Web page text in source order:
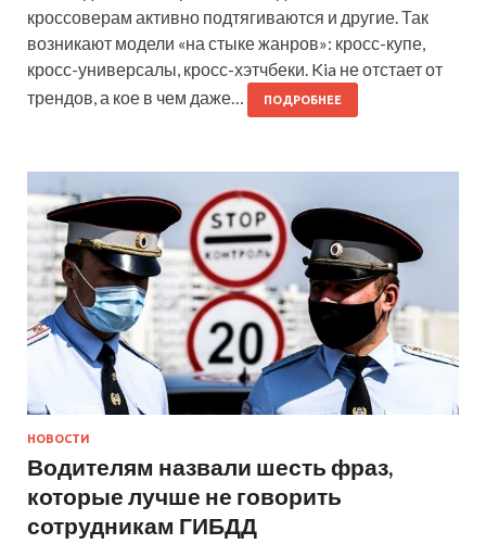
кроссоверам активно подтягиваются и другие. Так
возникают модели «на стыке жанров»: кросс-купе,
кросс-универсалы, кросс-хэтчбеки. Kia не отстает от
трендов, а кое в чем даже…
ПОДРОБНЕЕ
НОВОСТИ
Водителям назвали шесть фраз,
которые лучше не говорить
сотрудникам ГИБДД